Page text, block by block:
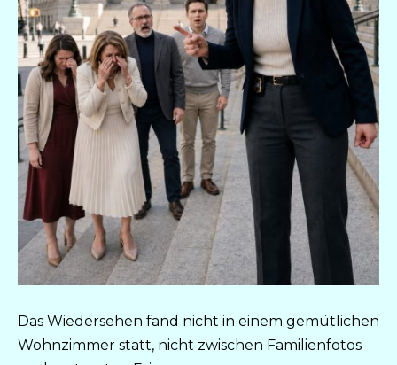
Das Wiedersehen fand nicht in einem gemütlichen
Wohnzimmer statt, nicht zwischen Familienfotos